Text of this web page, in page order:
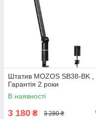
Штатив MOZOS SB38-BK ,
Гарантія 2 роки
В наявності
3 180 ₴ 3 280 ₴